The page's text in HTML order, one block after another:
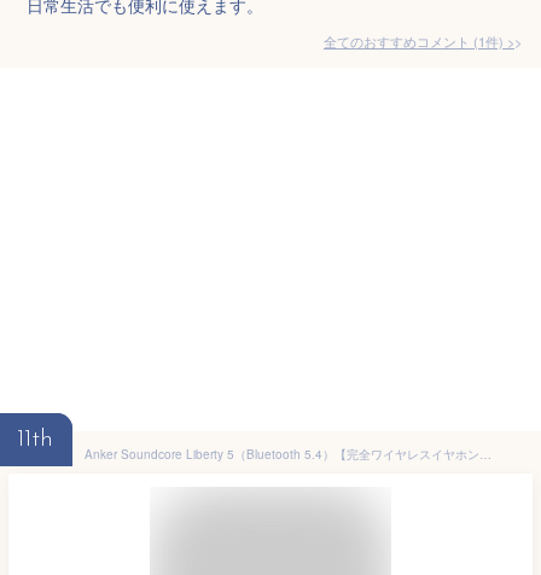
全てのおすすめコメント (1件) >
11th
Anker Soundcore Liberty 5（Bluetooth 5.4）【完全ワイヤレスイヤホン/ウルトラノイズキャンセリング 3.5/3Dオーディオ/Dolby Audio対応/ワイヤレス充電/マルチポイント接続/外音取り込み/最大48時間再生/ハイレゾ/IP55 防塵・防水】